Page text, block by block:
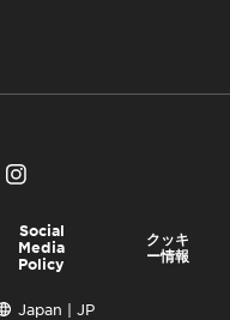
Social
Media
Policy
クッキ
ー情報
Japan | JP